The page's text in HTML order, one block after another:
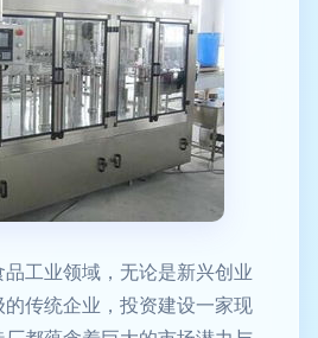
工业领域，无论是新兴创业
传统企业，投资建设一家现